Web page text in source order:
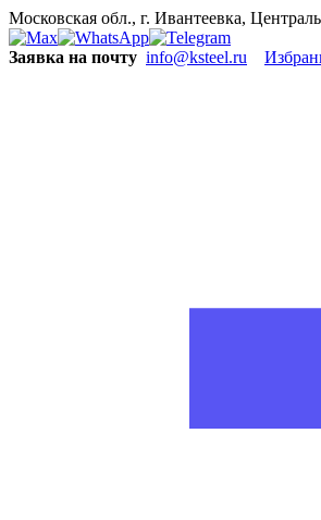
Московская обл., г. Ивантеевка,
Заявка на почту info@ksteel.ru